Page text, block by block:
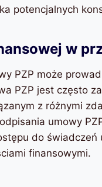
potencjalnych
w
PZP może
PZP jest często
z różnymi
umowy
do
finansowymi.